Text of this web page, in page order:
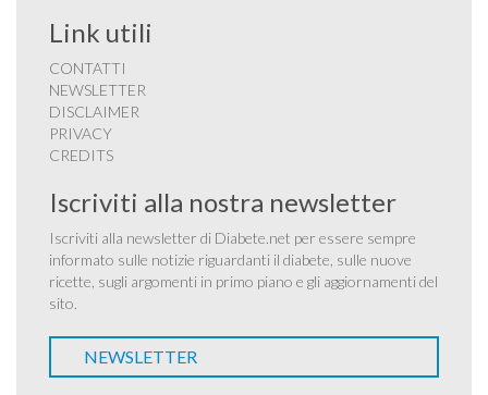
Link utili
CONTATTI
NEWSLETTER
DISCLAIMER
PRIVACY
CREDITS
Iscriviti alla nostra newsletter
Iscriviti alla newsletter di Diabete.net per essere sempre
informato sulle notizie riguardanti il diabete, sulle nuove
ricette, sugli argomenti in primo piano e gli aggiornamenti del
sito.
NEWSLETTER